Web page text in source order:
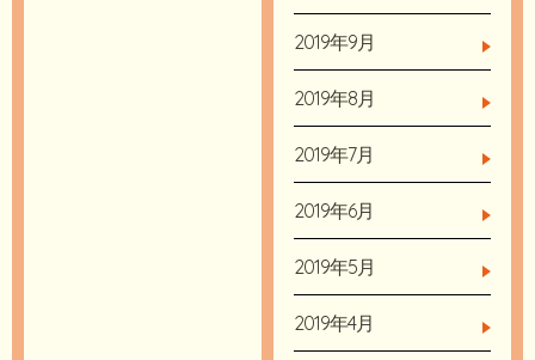
2019年9月
2019年8月
2019年7月
2019年6月
2019年5月
2019年4月